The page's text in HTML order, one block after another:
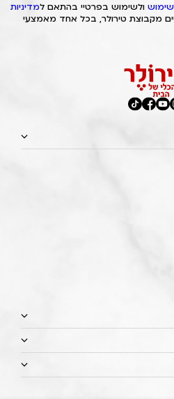
ולשימוש בפרטיי בהתאם למדיניות
מקבוצת טירולר, בכל אחד מאמצעי